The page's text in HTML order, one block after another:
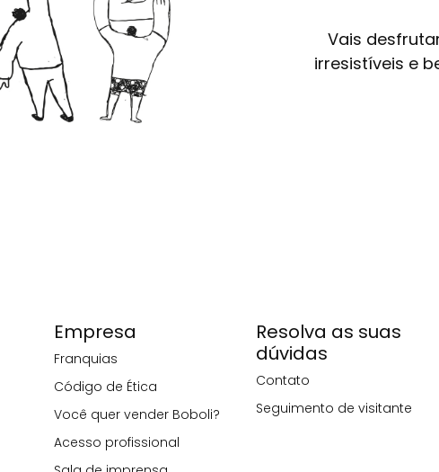
Vais
irresistíveis e
Empresa
Franquias
Código de Ética
Você quer vender Boboli?
Acesso profissional
Resolva as suas
dúvidas
Contato
Seguimento de visitante